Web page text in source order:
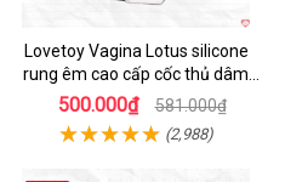
Lovetoy Vagina Lotus silicone
rung êm cao cấp cốc thủ dâm
nam
500.000₫ 581.000₫
(2,988)